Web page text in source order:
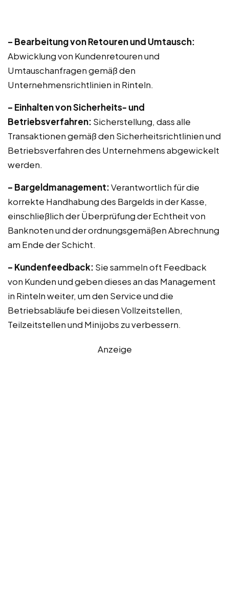
– Bearbeitung von Retouren und Umtausch:
Abwicklung von Kundenretouren und
Umtauschanfragen gemäß den
Unternehmensrichtlinien in Rinteln.
– Einhalten von Sicherheits- und
Betriebsverfahren: Sicherstellung, dass alle
Transaktionen gemäß den Sicherheitsrichtlinien und
Betriebsverfahren des Unternehmens abgewickelt
werden.
– Bargeldmanagement:Verantwortlich für die
korrekte Handhabung des Bargelds in der Kasse,
einschließlich der Überprüfung der Echtheit von
Banknoten und der ordnungsgemäßen Abrechnung
am Ende der Schicht.
– Kundenfeedback: Sie sammeln oft Feedback
von Kunden und geben dieses an das Management
in Rinteln weiter, um den Service und die
Betriebsabläufe bei diesen Vollzeitstellen,
Teilzeitstellen und Minijobs zu verbessern.
Anzeige